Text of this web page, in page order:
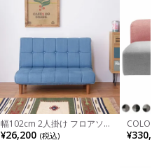
幅102cm 2人掛け フロアソフ
ァ リクライニング RKC-938
¥26,200 (税込)
COLON(
ファ 日本
店舗 高品